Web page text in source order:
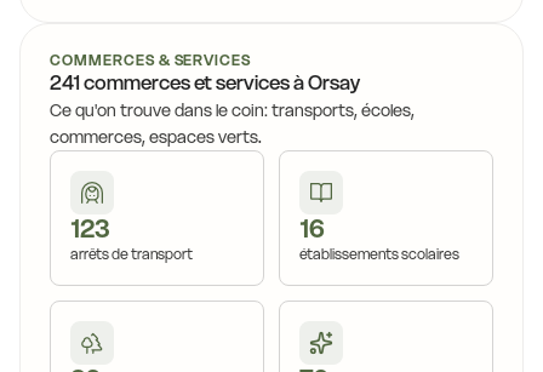
COMMERCES & SERVICES
241 commerces et services à Orsay
Ce qu'on trouve dans le coin: transports, écoles,
commerces, espaces verts.
123
arrêts de transport
16
établissements scolaires